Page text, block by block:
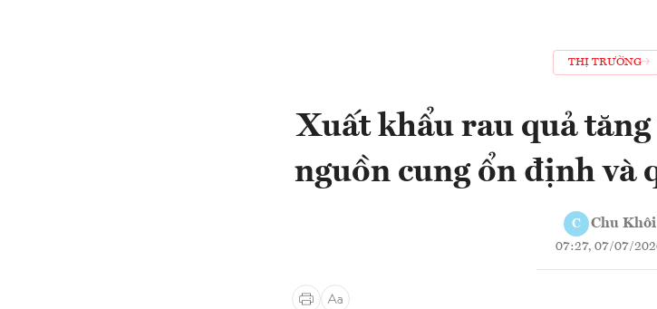
THỊ TRƯỜNG
Xuất khẩu rau quả
nguồn cung ổn định và
C Chu Khôi
07:27, 07/07/